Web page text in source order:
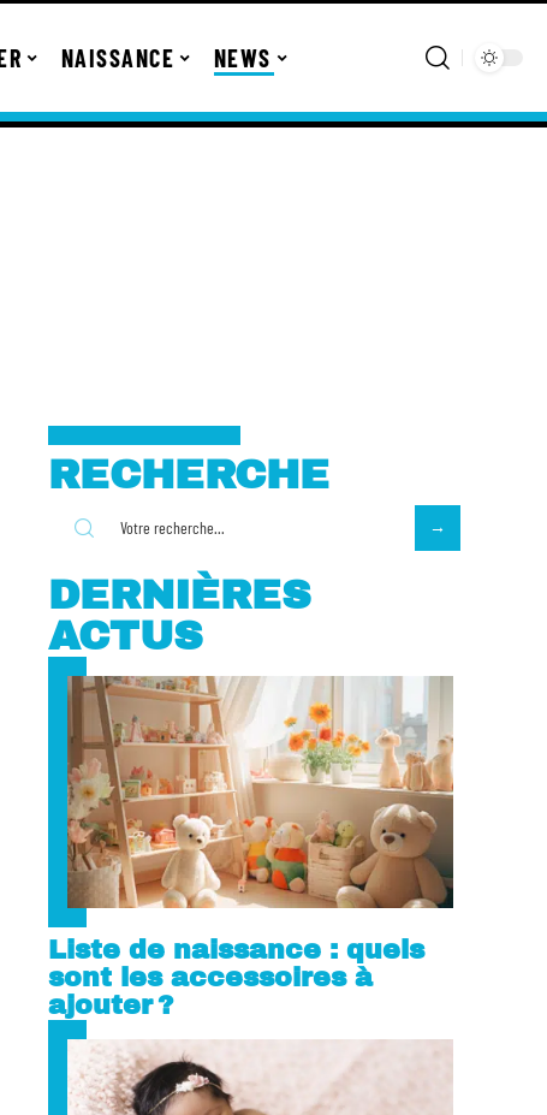
NAISSANCE NEWS
RECHERCHE
DERNIÈRES
ACTUS
Liste de naissance : quels
sont les accessoires à
ajouter ?